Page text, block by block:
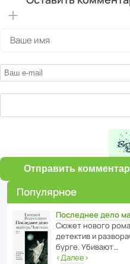
Отправить
Популярное
Последнее дело
Сюжет нового
дете­ктив и
бурге. Убивают…
‹Далее›